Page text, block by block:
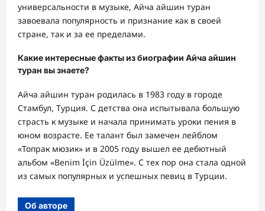
универсальности в музыке, Айча айшин туран
завоевала популярность и признание как в своей
стране, так и за ее пределами.
Какие интересные факты из биографии Айча айшин
туран вы знаете?
Айча айшин туран родилась в 1983 году в городе
Стамбул, Турция. С детства она испытывала большую
страсть к музыке и начала принимать уроки пения в
юном возрасте. Ее талант был замечен лейблом
«Топрак мюзик» и в 2005 году вышел ее дебютный
альбом «Benim İçin Üzülme». С тех пор она стала одной
из самых популярных и успешных певиц в Турции.
Об авторе